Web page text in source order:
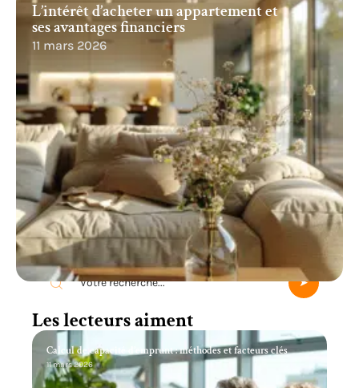
L’intérêt d’acheter un appartement et
ses avantages financiers
11 mars 2026
Recherche
Les lecteurs aiment
Calcul de capacité d’emprunt : méthodes et facteurs clés
11 mars 2026